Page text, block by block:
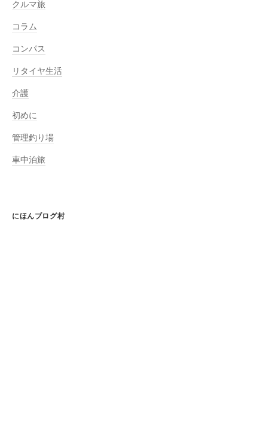
クルマ旅
コラム
コンパス
リタイヤ生活
介護
初めに
管理釣り場
車中泊旅
にほんブログ村